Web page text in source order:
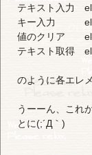
テキスト入力
キー入力
値のクリア
テキスト取得
のように各エレ
うーーん、これ
とに(;´Д｀)